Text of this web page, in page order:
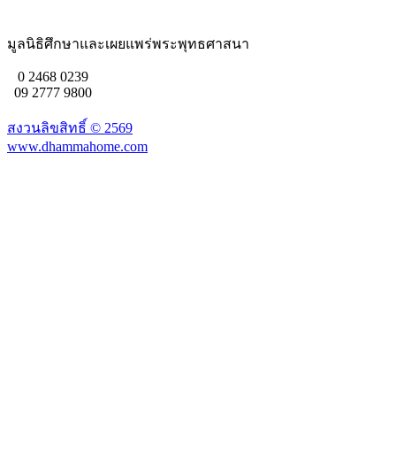
มูลนิธิศึกษาและเผยแพร่พระพุทธศาสนา
0 2468 0239
09 2777 9800
สงวนลิขสิทธิ์ © 2569
www.dhammahome.com